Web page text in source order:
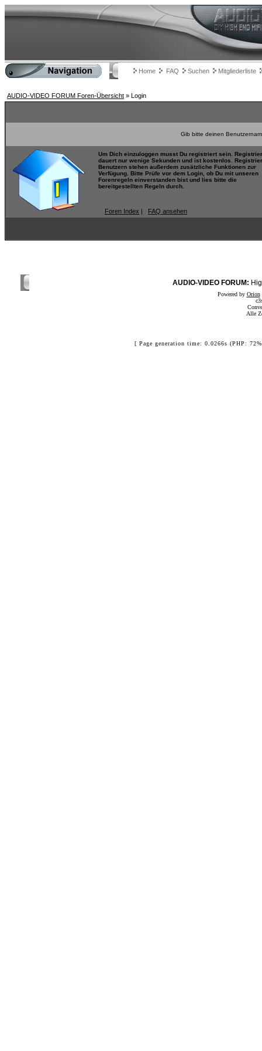
Home FAQ Suchen Mitgliederliste
AUDIO-VIDEO FORUM Foren-Übersicht » Login
Gib bitte deinen
Um Dich einzuloggen musst Du registriert sein.
dauert nur wenige Sekunden und ist kostenlos.
Benutzern stehen außerdem zusätzliche Funktionen zur
Verfügung. Bitte Prüfe vor dem Login, ob Du mit unseren
Forenregeln einverstanden bist und lies bitte die
bereitgestellten Regeln durch.
Foren Index | FAQ ansehen
AUDIO-VIDEO FORUM:
Powered by Orion
Alle
[ Page generation time: 0.0266s (PHP: